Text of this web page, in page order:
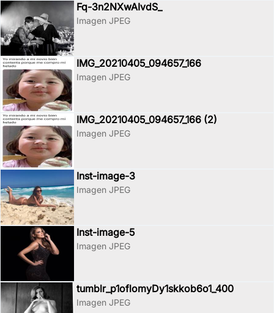
Fq-3n2NXwAIvdS_
Imagen JPEG
IMG_20210405_094657_166
Imagen JPEG
IMG_20210405_094657_166 (2)
Imagen JPEG
Inst-image-3
Imagen JPEG
Inst-image-5
Imagen JPEG
tumblr_p1oflomyDy1skkob6o1_400
Imagen JPEG